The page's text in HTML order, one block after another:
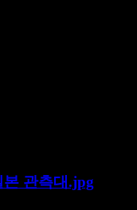
본 관측대.jpg